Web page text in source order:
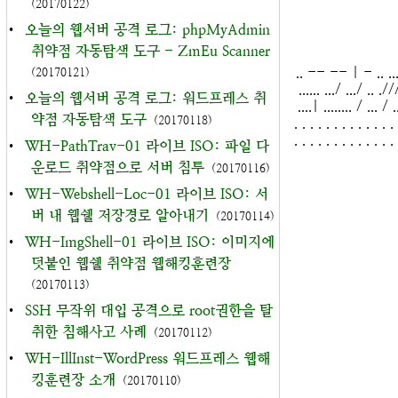
(20170122)
•
오늘의 웹서버 공격 로그: phpMyAdmin
취약점 자동탐색 도구 - ZmEu Scanner
(20170121)
•
오늘의 웹서버 공격 로그: 워드프레스 취
약점 자동탐색 도구 (20170118)
•
WH-PathTrav-01 라이브 ISO: 파일 다
운로드 취약점으로 서버 침투 (20170116)
•
WH-Webshell-Loc-01 라이브 ISO: 서
버 내 웹쉘 저장경로 알아내기
(20170114)
•
WH-ImgShell-01 라이브 ISO: 이미지에
덧붙인 웹쉘 취약점 웹해킹훈련장
(20170113)
•
SSH 무작위 대입 공격으로 root권한을 탈
취한 침해사고 사례
(20170112)
•
WH-IllInst-WordPress 워드프레스 웹해
킹훈련장 소개
(20170110)
.. -- -- | - .. ....
...... .../ .../ ..
....| ........ / ... /
. . . . . . . . . . . .
. . . . . . . . . . . .